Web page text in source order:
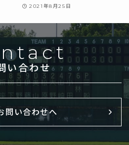
2021年8月25日
い合わせ
問い合わせへ